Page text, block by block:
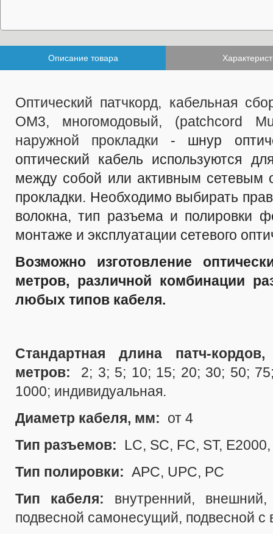
Описание товара
Оптический патчкорд, кабельная
OM3, многомодовый, (patchcord
наружной прокладки - шнур
оптический кабель используются
между собой или активным сетевым
прокладки. Необходимо выбирать
волокна, тип разъема и полировки
монтаже и эксплуатации сетевого
Возможно изготовление
метров, различной комбинации
любых типов кабеля.
Стандартная длина патч-
метров:
2; 3; 5; 10; 15; 20; 30; 50;
1000; индивидуальная.
Диаметр кабеля, мм: от 4
Тип разъемов:
LC, SC, FC, ST,
Тип полировки: APC, UPC, PC
Тип кабеля: внутренний,
подвесной самонесущий, подвесной